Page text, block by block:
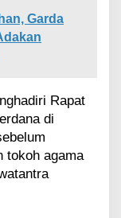
Garda
Rapat
di
tokoh agama